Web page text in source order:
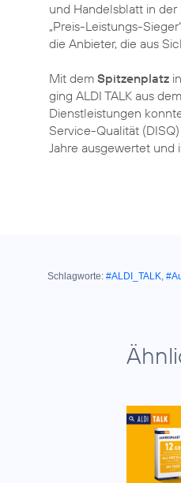
und Handelsblatt in der
„Preis-Leistungs-
die Anbieter, die aus
Mit dem Spitzenplatz
ging ALDI TALK aus dem
Dienstleistungen
Service-Qualität
Jahre ausgewertet und
Schlagworte: #ALDI_TALK,